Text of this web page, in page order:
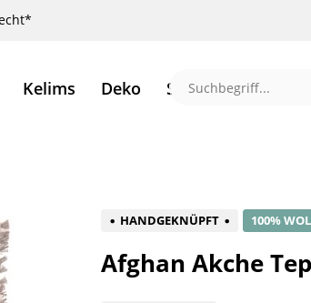
Kelims Deko Sale %
HANDGEKNÜPFT 100%
Afghan Akche